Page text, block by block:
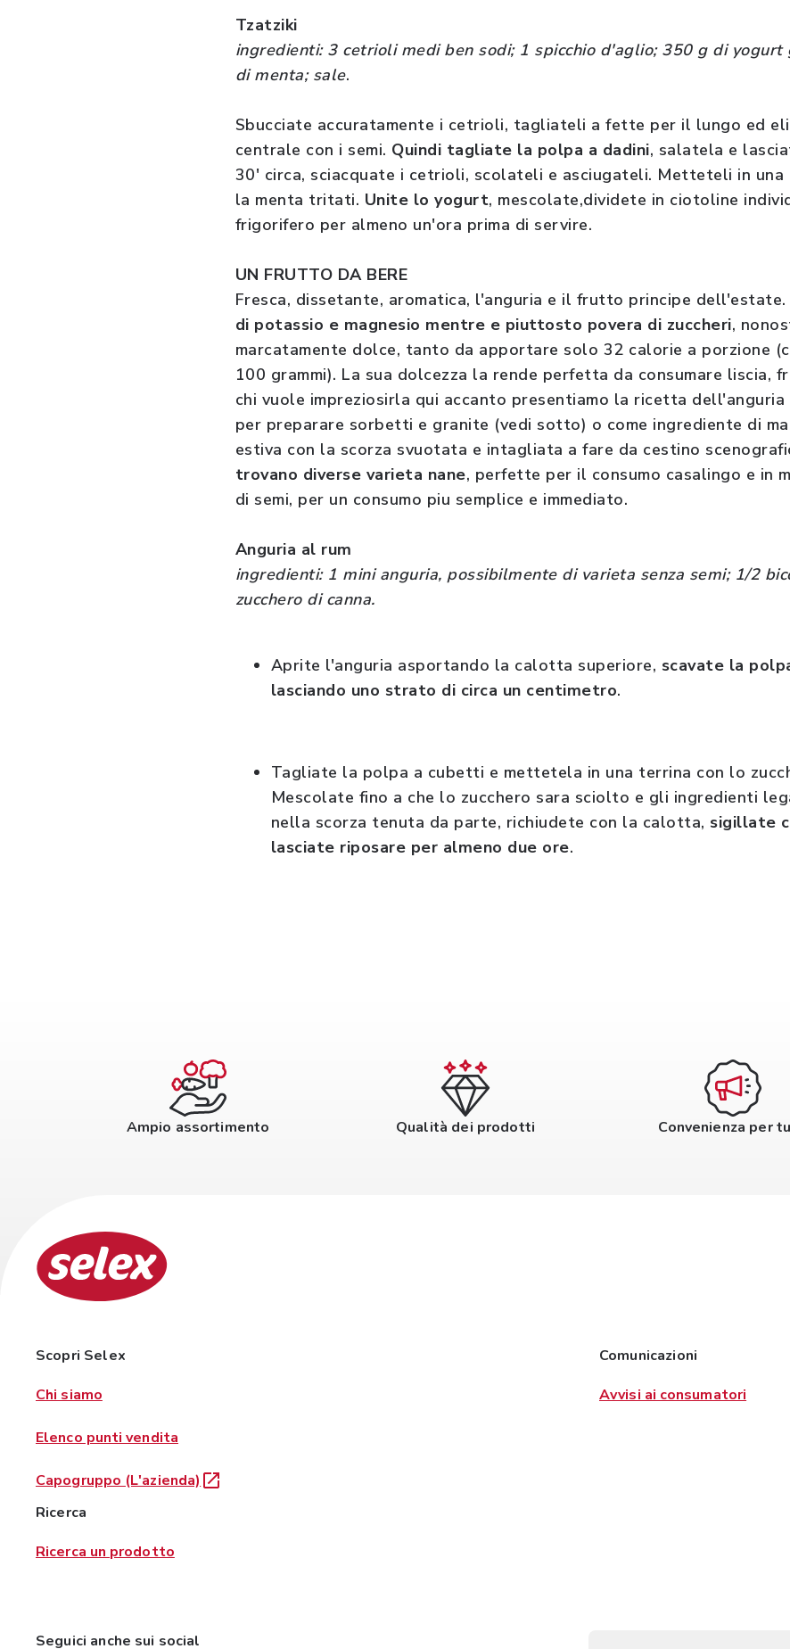
Tzatziki
ingredienti: 3 cetrioli medi ben sodi; 1 spicchio d'aglio; 350 g di yogurt
di menta; sale.
Sbucciate accuratamente i cetrioli, tagliateli a fette per il lungo ed
centrale con i semi. Quindi tagliate la polpa a dadini, salatela e
30' circa, sciacquate i cetrioli, scolateli e asciugateli. Metteteli in
la menta tritati. Unite lo yogurt, mescolate,dividete in ciotoline
frigorifero per almeno un'ora prima di servire.
UN FRUTTO DA BERE
Fresca, dissetante, aromatica, l'anguria e il frutto principe dell'estate.
di potassio e magnesio mentre e piuttosto povera di zuccheri,
marcatamente dolce, tanto da apportare solo 32 calorie a porzione
100 grammi). La sua dolcezza la rende perfetta da consumare liscia,
chi vuole impreziosirla qui accanto presentiamo la ricetta dell'anguria
per preparare sorbetti e granite (vedi sotto) o come ingrediente di
estiva con la scorza svuotata e intagliata a fare da cestino
trovano diverse varieta nane, perfette per il consumo casalingo e in
di semi, per un consumo piu semplice e immediato.
Anguria al rum
ingredienti: 1 mini anguria, possibilmente di varieta senza semi; 1/2
zucchero di canna.
Aprite l'anguria asportando la calotta superiore, scavate la
lasciando uno strato di circa un centimetro.
Tagliate la polpa a cubetti e mettetela in una terrina con lo
Mescolate fino a che lo zucchero sara sciolto e gli ingredienti
nella scorza tenuta da parte, richiudete con la calotta, sigillate
lasciate riposare per almeno due ore.
Ampio assortimento Qualità dei prodotti Convenienza per
Scopri Selex
Chi siamo
Elenco punti vendita
Capogruppo (L'azienda)
Comunicazioni
Avvisi ai consumatori
Ricerca
Ricerca un prodotto
Seguici anche sui social